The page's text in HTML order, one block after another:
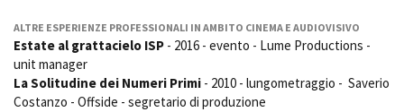
ALTRE ESPERIENZE PROFESSIONALI IN AMBITO CINEMA E AUDIOVISIVO
Estate al grattacielo ISP - 2016 - evento - Lume Productions -
unit manager
La Solitudine dei Numeri Primi - 2010 - lungometraggio - Saverio
Costanzo - Offside - segretario di produzione